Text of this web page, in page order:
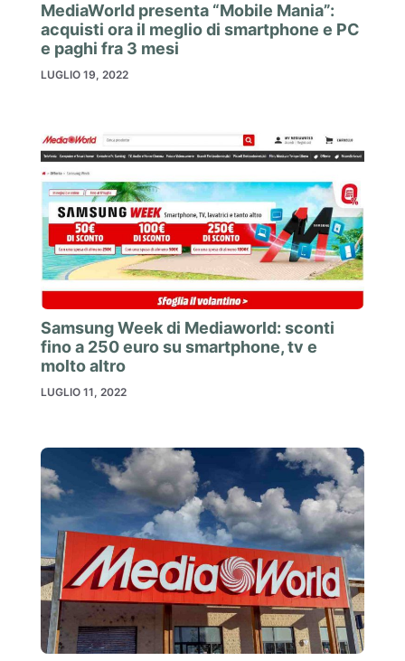
MediaWorld presenta “Mobile Mania”:
acquisti ora il meglio di smartphone e PC
e paghi fra 3 mesi
LUGLIO 19, 2022
Samsung Week di Mediaworld: sconti
fino a 250 euro su smartphone, tv e
molto altro
LUGLIO 11, 2022